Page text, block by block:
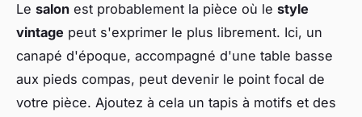
Le salon est probablement la pièce où le style
vintage peut s'exprimer le plus librement. Ici, un
canapé d'époque, accompagné d'une table basse
aux pieds compas, peut devenir le point focal de
votre pièce. Ajoutez à cela un tapis à motifs et des